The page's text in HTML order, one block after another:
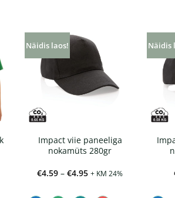
Näidis laos!
Impact viie paneeliga
nokamüts 280gr
€4.59 – €4.95Hinnavahemik:
+ KM 24%
Näidis